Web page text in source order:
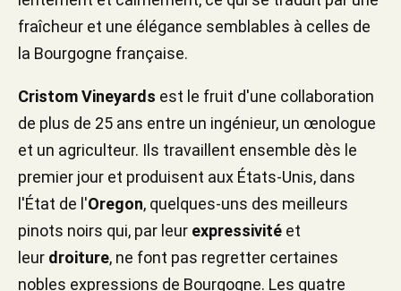
fraîcheur et une élégance semblables à celles de
la Bourgogne française.
Cristom Vineyards est le fruit d'une collaboration
de plus de 25 ans entre un ingénieur, un œnologue
et un agriculteur. Ils travaillent ensemble dès le
premier jour et produisent aux États-Unis, dans
l'État de l'Oregon, quelques-uns des meilleurs
pinots noirs qui, par leur expressivité et
leur droiture, ne font pas regretter certaines
nobles expressions de Bourgogne. Les quatre